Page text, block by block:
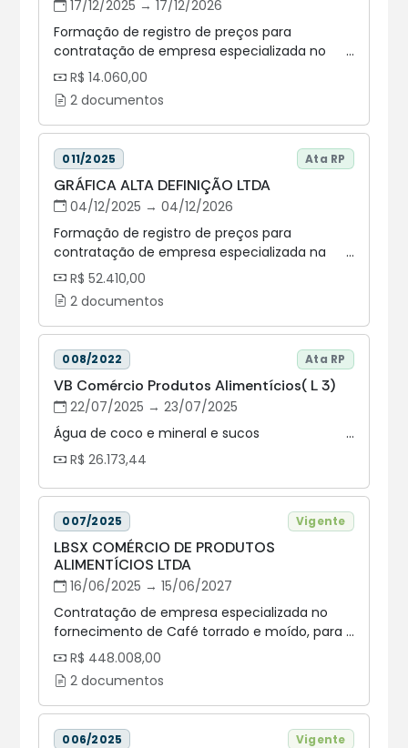
Autodesk Collection Autodesk Architecture,
demais informações de acordo com Termo
de Referência e/ou Descritivo Técnico do
Processo, UNID. DE MEDIDA: Unitário / Marca:
Autodesk Collection Autodesk Architecture.
17/12/2025 → 17/12/2026
Formação de registro de preços para
contratação de empresa especializada no
fornecimento de Certificados Digitais, para
atendimento das demandas das unidades
administrativas e dos gabinetes
parlamentares da Assembleia Legislativa do
Estado do Paraná - ALEP.
R$ 14.060,00
2 documentos
011/2025 Ata RP
GRÁFICA ALTA DEFINIÇÃO LTDA
04/12/2025 → 04/12/2026
Formação de registro de preços para
contratação de empresa especializada na
confecção/fornecimento de materiais
gráficos e papéis, para atendimento das
demandas das unidades administrativas e dos
gabinetes parlamentares da Assembleia
Legislativa do Estado do Paraná - ALEP.
R$ 52.410,00
2 documentos
008/2022 Ata RP
VB Comércio Produtos Alimentícios( L 3)
22/07/2025 → 23/07/2025
Água de coco e mineral e sucos
R$ 26.173,44
007/2025 Vigente
LBSX COMÉRCIO DE PRODUTOS
ALIMENTÍCIOS LTDA
16/06/2025 → 15/06/2027
Contratação de empresa especializada no
fornecimento de Café torrado e moído, para
atender a demanda da Assembleia Legislativa
do Estado do Paraná, nos termos da tabela do
item 2.1, em conformidade com as
especificações e condições constantes no
Edital e anexos.
R$ 448.008,00
2 documentos
006/2025 Vigente